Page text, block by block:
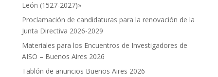
León (1527-2027)»
Proclamación de candidaturas para la renovación de la
Junta Directiva 2026-2029
Materiales para los Encuentros de Investigadores de
AISO – Buenos Aires 2026
Tablón de anuncios Buenos Aires 2026